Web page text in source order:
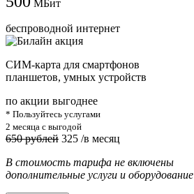
МБит
беспроводной интернет
СИМ-карта для смартфонов
планшетов, умных устройств
по акции выгоднее
* Пользуйтесь услугами
2 месяца с выгодой
650 рублей 325 /в месяц
В стоимость тарифа не включены
дополнительные услуги и оборудование